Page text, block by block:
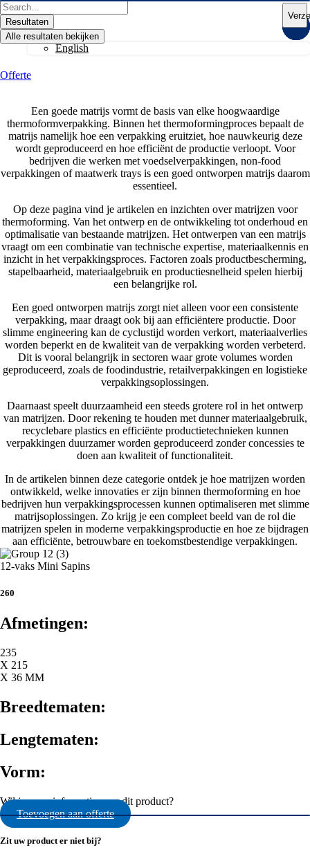
Ga
naar
de
inhoud
Search
...Resultaten
Alle resultaten bekijken
English
Offerte
Een goede matrijs vormt de basis van elke hoogwaardige
thermoformverpakking. Binnen het thermoformingproces bepaalt de
matrijs namelijk hoe een verpakking eruitziet, hoe nauwkeurig deze
wordt geproduceerd en hoe efficiënt de productie verloopt. Voor
bedrijven die werken met voedselverpakkingen, non-food
verpakkingen of maatwerk trays is een goed ontworpen matrijs daarom
essentieel.
Op deze pagina vind je artikelen en inzichten over matrijzen voor
thermoforming. Van het ontwerp en de ontwikkeling tot onderhoud en
optimalisatie van bestaande matrijzen. Het ontwerpen van een matrijs
vraagt om een combinatie van technische expertise, materiaalkennis en
inzicht in het verpakkingsproces. Factoren zoals productbescherming,
stapelbaarheid, materiaalgebruik en productiesnelheid spelen hierbij
een belangrijke rol.
Een goed ontworpen matrijs zorgt niet alleen voor een consistente
verpakking, maar draagt ook bij aan efficiëntere productie. Door
slimme engineering kan de cyclustijd worden verkort, materiaalverlies
worden beperkt en de kwaliteit van de verpakking worden verbeterd.
Dit is vooral belangrijk in sectoren waar grote volumes worden
geproduceerd, zoals de foodindustrie, retailverpakkingen en logistieke
verpakkingsoplossingen.
Daarnaast speelt duurzaamheid een steeds grotere rol in het ontwerp
van matrijzen. Door rekening te houden met dunner materiaalgebruik,
recyclebare plastics en efficiënte productietechnieken kunnen
verpakkingen duurzamer worden geproduceerd zonder concessies te
doen aan kwaliteit of functionaliteit.
In de artikelen binnen deze categorie ontdek je hoe matrijzen worden
ontwikkeld, welke innovaties er zijn binnen thermoforming en hoe
bedrijven hun verpakkingsprocessen kunnen optimaliseren met slimme
matrijsoplossingen. Zo krijg je een compleet beeld van de rol die
matrijzen spelen in moderne verpakkingsproductie en hoe ze bijdragen
aan efficiënte, betrouwbare en toekomstbestendige verpakkingen.
12-vaks Mini Sapins
260
Afmetingen:
235
X 215
X 36 MM
Breedtematen:
Lengtematen:
Vorm:
Wil je meer informatie over dit product?
Toevoegen aan offerte
Zit uw product er niet bij?